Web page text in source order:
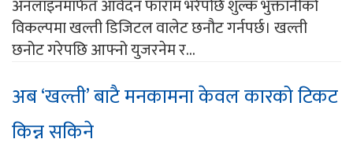
अनलाइनमार्फत आवेदन फाराम भरेपछि शुल्क भुक्तानीको
विकल्पमा खल्ती डिजिटल वालेट छनौट गर्नपर्छ। खल्ती
छनोट गरेपछि आफ्नो युजरनेम र...
अब ‘खल्ती’ बाटै मनकामना केवल कारको टिकट
किन्न सकिने